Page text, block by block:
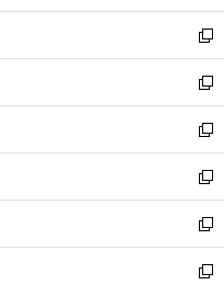
開
く
ウ
で
開
く
ン
ド
ウ
で
開
く
ウ
ィ
ン
ド
ウ
で
開
く
新
し
い
ウ
ィ
ン
ド
ウ
で
開
く
新
し
い
ウ
ィ
ン
ド
ウ
で
新
し
い
ウ
ィ
ン
ド
新
し
い
ウ
ィ
新
し
い
新